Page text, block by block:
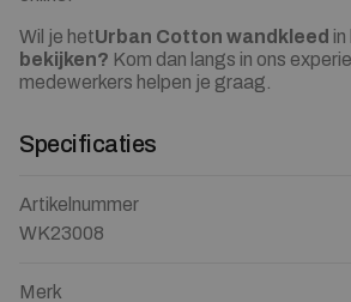
Wil je hetUrban Cotton wandkleed in
bekijken? Kom dan langs in ons
medewerkers helpen je graag.
Specificaties
Artikelnummer
WK23008
Merk